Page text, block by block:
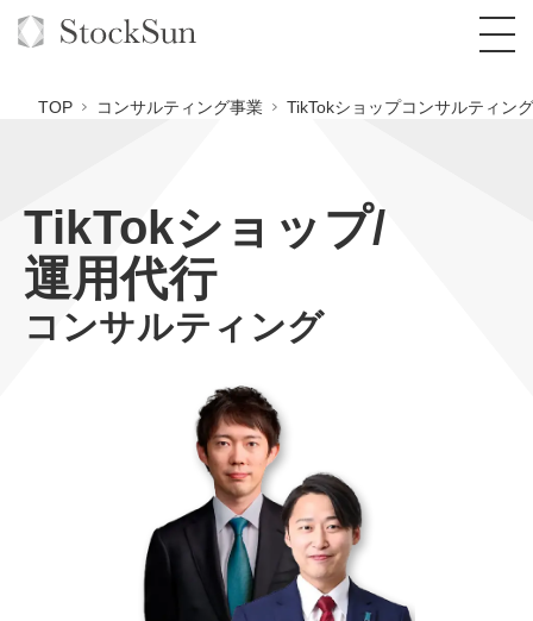
オーダーメイド支援
TOP
コンサルタント一覧
BPO支援
定額制Webマーケティング代行『マキトルく
定額制営業代行『カリトルくん』
定額制採用代行・RPO『トルトルくん』
営業改善特化の動画制作『動画でカリトルく
定額LINE運用代行『LINEマキトルくん』
オリジナルサービス
拡散付1日密着動画制作『まるごと社長』
1本無料で記事を制作『SEOトライアル』
定額制LP制作・改善『最強LP』
採用YouTubeチャンネル構築『トリトル』
オンラインサロン
TOP コンサルティング事業 TikTokショップコンサルティン
TikTokショップ/
運用代行
コンサルティング